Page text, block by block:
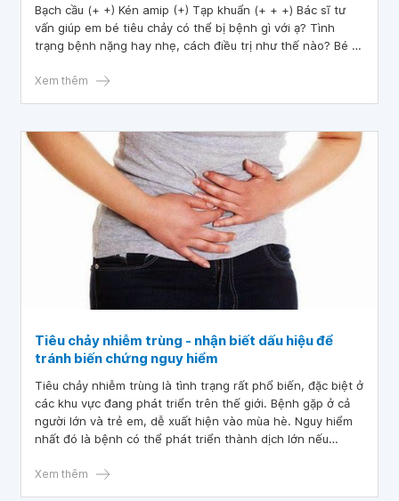
Bạch cầu (+ +) Kén amip (+) Tạp khuẩn (+ + +) Bác sĩ tư
vấn giúp em bé tiêu chảy có thể bị bệnh gì với ạ? Tình
trạng bệnh nặng hay nhẹ, cách điều trị như thế nào? Bé bị
rồi sau đó chỉ có nước.
Xem thêm
Tiêu chảy nhiễm trùng - nhận biết dấu hiệu để
tránh biến chứng nguy hiểm
Tiêu chảy nhiễm trùng là tình trạng rất phổ biến, đặc biệt ở
các khu vực đang phát triển trên thế giới. Bệnh gặp ở cả
người lớn và trẻ em, dễ xuất hiện vào mùa hè. Nguy hiểm
nhất đó là bệnh có thể phát triển thành dịch lớn nếu
Xem thêm